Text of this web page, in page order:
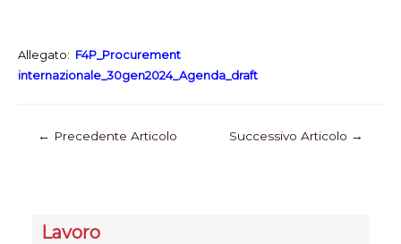
Allegato: F4P_Procurement
internazionale_30gen2024_Agenda_draft
← Precedente Articolo Successivo Articolo →
Lavoro